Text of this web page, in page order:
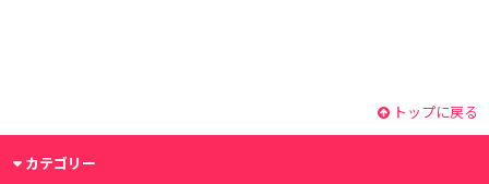
トップに戻る
カテゴリー